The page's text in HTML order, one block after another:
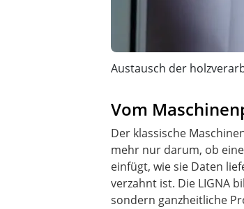
Austausch der
Vom
Der klassische
mehr nur darum, ob
einfügt, wie sie Daten
verzahnt ist. Die LIGNA
sondern ganzheitliche